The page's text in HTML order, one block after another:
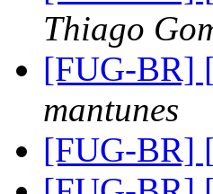
Thiago
[FUG-BR]
mantunes
[FUG-BR]